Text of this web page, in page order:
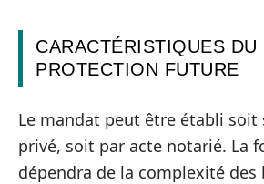
CARACTÉRISTIQUES DU
PROTECTION FUTURE
Le mandat peut être établi soit
privé, soit par acte notarié. La
dépendra de la complexité des